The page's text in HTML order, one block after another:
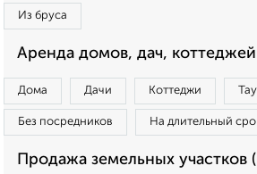
Из бруса
Аренда домов, дач,
Дома Дачи Коттеджи
Без посредников На длительный
Продажа земельных участков